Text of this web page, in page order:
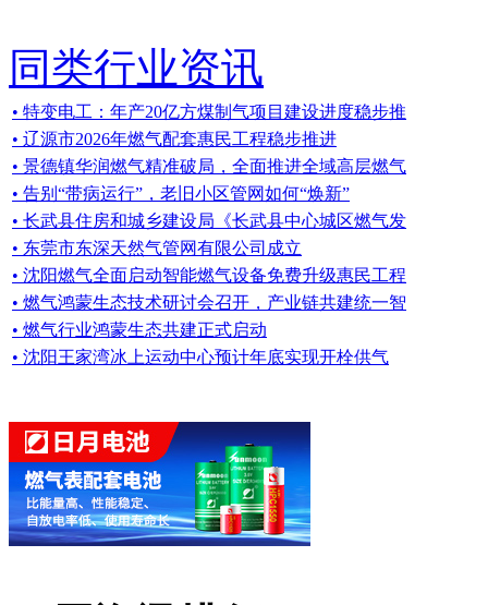
同类行业资讯
• 特变电工：年产20亿方煤制气项目建设进度稳步推
• 辽源市2026年燃气配套惠民工程稳步推进
• 景德镇华润燃气精准破局，全面推进全域高层燃气
• 告别“带病运行”，老旧小区管网如何“焕新”
• 长武县住房和城乡建设局《长武县中心城区燃气发
• 东莞市东深天然气管网有限公司成立
• 沈阳燃气全面启动智能燃气设备免费升级惠民工程
• 燃气鸿蒙生态技术研讨会召开，产业链共建统一智
• 燃气行业鸿蒙生态共建正式启动
• 沈阳王家湾冰上运动中心预计年底实现开栓供气